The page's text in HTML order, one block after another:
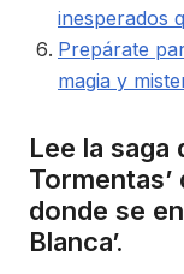
inesperados
Prepárate
magia y
Lee la saga
donde se
Blanca’.